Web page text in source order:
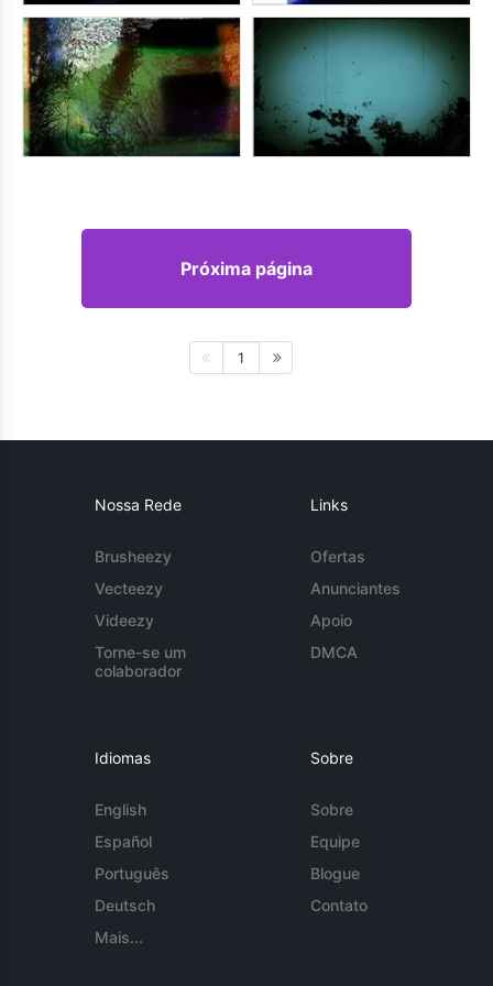
Próxima página
1
Nossa Rede
Brusheezy
Vecteezy
Videezy
Torne-se um
colaborador
Links
Ofertas
Anunciantes
Apoio
DMCA
Idiomas
English
Español
Português
Deutsch
Mais...
Sobre
Sobre
Equipe
Blogue
Contato